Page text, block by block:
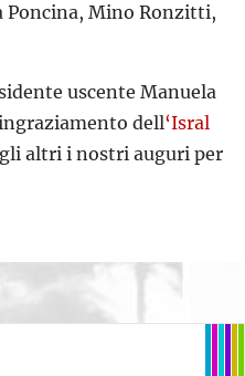
Poncina, Mino Ronzitti,
uscente Manuela
dell‘Isral
altri i nostri auguri per